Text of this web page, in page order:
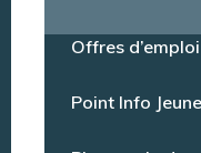
Offres d’emploi
Point Info Jeunes